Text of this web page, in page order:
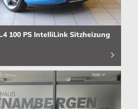
100 PS IntelliLink Sitzheizung